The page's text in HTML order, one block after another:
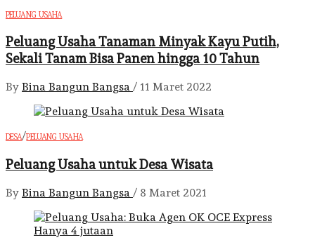
PELUANG USAHA
Peluang Usaha Tanaman Minyak Kayu Putih,
Sekali Tanam Bisa Panen hingga 10 Tahun
By Bina Bangun Bangsa / 11 Maret 2022
DESA/PELUANG USAHA
Peluang Usaha untuk Desa Wisata
By Bina Bangun Bangsa / 8 Maret 2021